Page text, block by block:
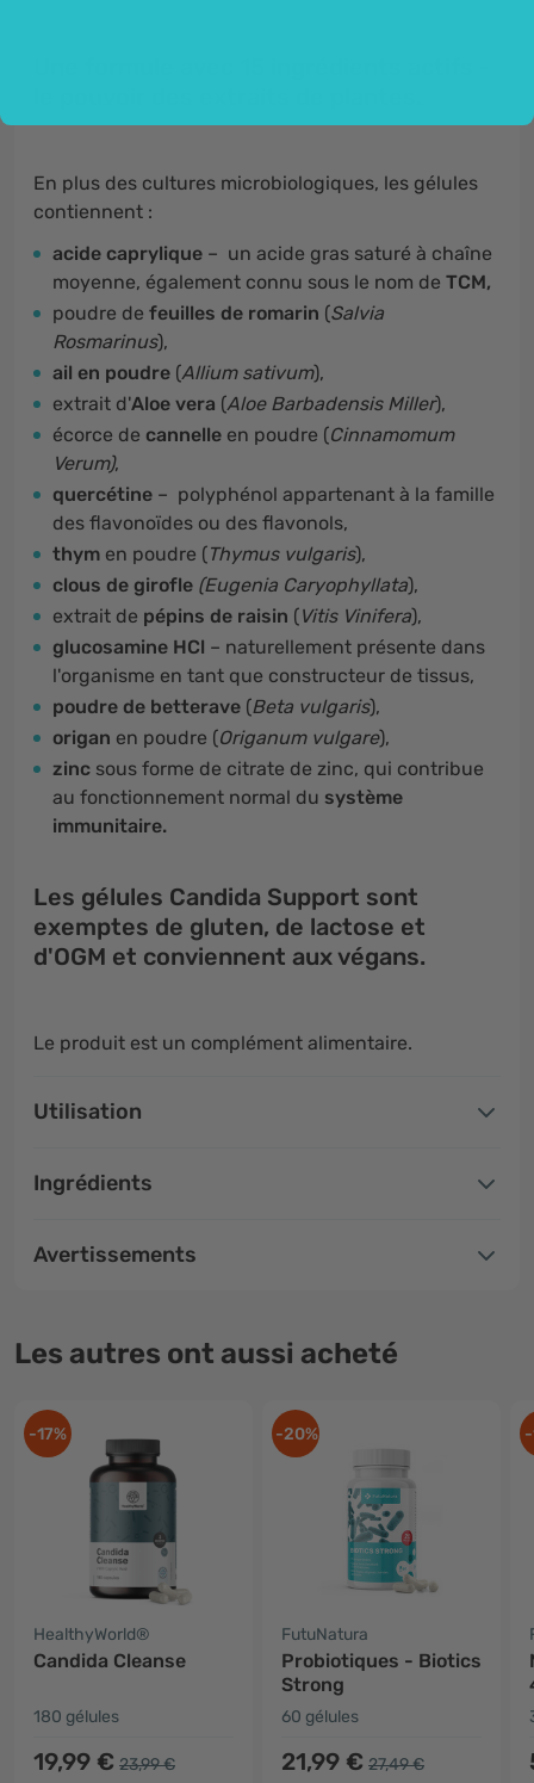
En plus des cultures microbiologiques, les gélules
contiennent :
acide caprylique – un acide gras saturé à chaîne
moyenne, également connu sous le nom de TCM,
poudre de feuilles de romarin (Salvia
Rosmarinus),
ail en poudre (Allium sativum),
extrait d'Aloe vera (Aloe Barbadensis Miller),
écorce de cannelle en poudre (Cinnamomum
Verum),
quercétine – polyphénol appartenant à la famille
des flavonoïdes ou des flavonols,
thym en poudre (Thymus vulgaris),
clous de girofle (Eugenia Caryophyllata),
extrait de pépins de raisin (Vitis Vinifera),
glucosamine HCl – naturellement présente dans
l'organisme en tant que constructeur de tissus,
poudre de betterave (Beta vulgaris),
origan en poudre (Origanum vulgare),
zinc sous forme de citrate de zinc, qui contribue
au fonctionnement normal du système
immunitaire.
Les gélules Candida Support sont
exemptes de gluten, de lactose et
d'OGM et conviennent aux végans.
Le produit est un complément alimentaire.
Utilisation
Ingrédients
Avertissements
Les autres ont aussi acheté
-17%
HealthyWorld®
Candida Cleanse
180 gélules
19,99 € 23,99 €
-20%
FutuNatura
Probiotiques - Biotics
Strong
60 gélules
21,99 € 27,49 €